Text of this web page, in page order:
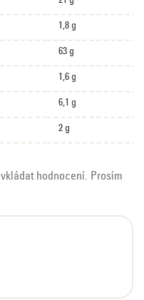
1,8 g
63 g
1,6 g
6,1 g
2 g
hodnocení. Prosím
je 5 z 5 hvězdiček.